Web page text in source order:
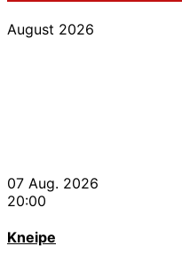
August 2026
07 Aug. 2026
20:00
Kneipe